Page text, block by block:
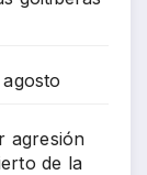
agresión
de la